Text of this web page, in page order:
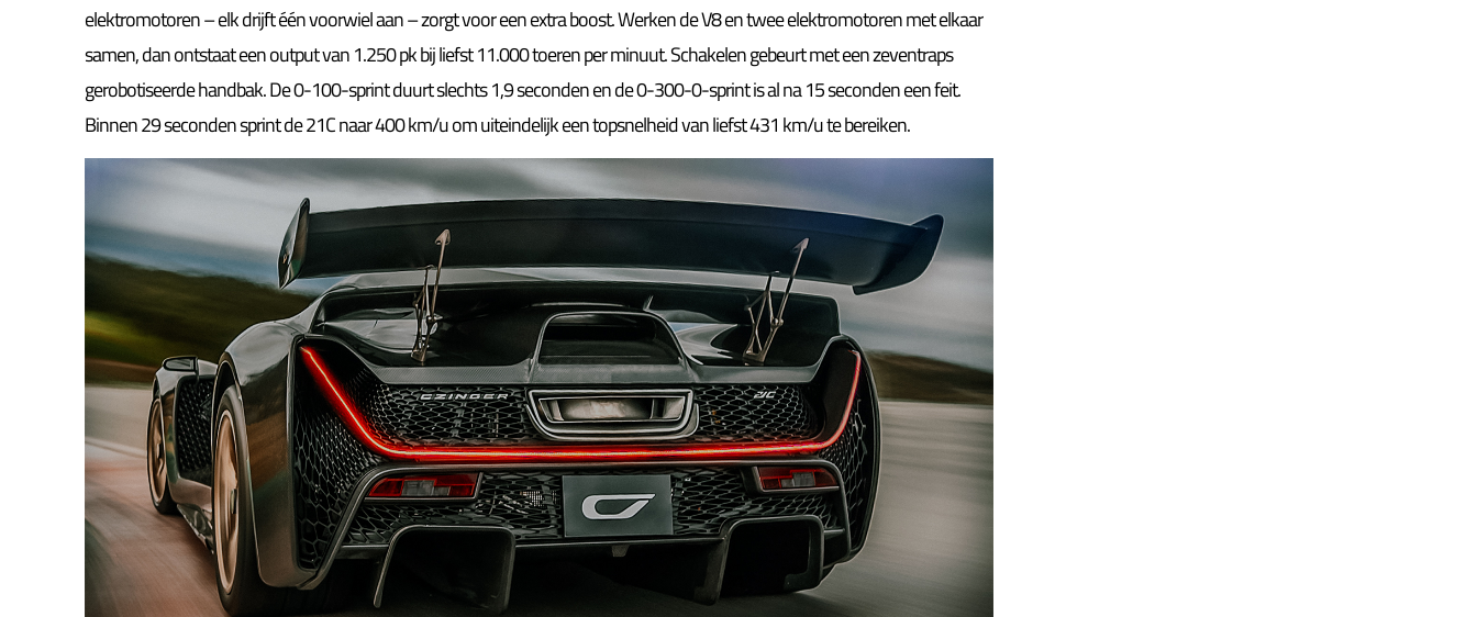
elektromotoren – elk drijft één voorwiel aan – zorgt voor een extra boost. Werken de V8 en twee elektromotoren met elkaar
samen, dan ontstaat een output van 1.250 pk bij liefst 11.000 toeren per minuut. Schakelen gebeurt met een zeventraps
gerobotiseerde handbak. De 0-100-sprint duurt slechts 1,9 seconden en de 0-300-0-sprint is al na 15 seconden een feit.
Binnen 29 seconden sprint de 21C naar 400 km/u om uiteindelijk een topsnelheid van liefst 431 km/u te bereiken.